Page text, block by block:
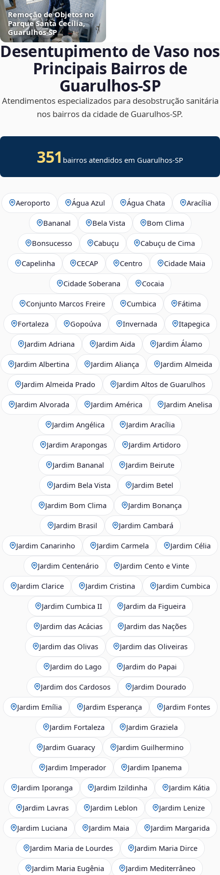
Remoção de Objetos no
Parque Santa Cecília,
Guarulhos‑SP
Desentupimento de Vaso nos
Principais Bairros de
Guarulhos‑SP
Atendimentos especializados para desobstrução sanitária
nos bairros da cidade de Guarulhos‑SP.
351 bairros atendidos em Guarulhos-SP
Aeroporto Água Azul Água Chata Aracília
Bananal Bela Vista Bom Clima
Bonsucesso Cabuçu Cabuçu de Cima
Capelinha CECAP Centro Cidade Maia
Cidade Soberana Cocaia
Conjunto Marcos Freire Cumbica Fátima
Fortaleza Gopoúva Invernada Itapegica
Jardim Adriana Jardim Aida Jardim Álamo
Jardim Albertina Jardim Aliança Jardim Almeida
Jardim Almeida Prado Jardim Altos de Guarulhos
Jardim Alvorada Jardim América Jardim Anelisa
Jardim Angélica Jardim Aracília
Jardim Arapongas Jardim Artidoro
Jardim Bananal Jardim Beirute
Jardim Bela Vista Jardim Betel
Jardim Bom Clima Jardim Bonança
Jardim Brasil Jardim Cambará
Jardim Canarinho Jardim Carmela Jardim Célia
Jardim Centenário Jardim Cento e Vinte
Jardim Clarice Jardim Cristina Jardim Cumbica
Jardim Cumbica II Jardim da Figueira
Jardim das Acácias Jardim das Nações
Jardim das Olivas Jardim das Oliveiras
Jardim do Lago Jardim do Papai
Jardim dos Cardosos Jardim Dourado
Jardim Emília Jardim Esperança Jardim Fontes
Jardim Fortaleza Jardim Graziela
Jardim Guaracy Jardim Guilhermino
Jardim Imperador Jardim Ipanema
Jardim Iporanga Jardim Izildinha Jardim Kátia
Jardim Lavras Jardim Leblon Jardim Lenize
Jardim Luciana Jardim Maia Jardim Margarida
Jardim Maria de Lourdes Jardim Maria Dirce
Jardim Maria Eugênia Jardim Mediterrâneo